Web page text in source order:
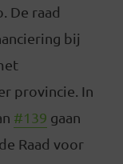
De raad
bij
provincie. In
#139 gaan
Raad voor